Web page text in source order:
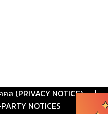
(PRIVACY NOTICE) |
NOTICES